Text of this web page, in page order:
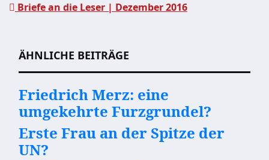
Briefe an die Leser | Dezember 2016
ÄHNLICHE BEITRÄGE
Friedrich Merz: eine
umgekehrte Furzgrundel?
Erste Frau an der Spitze der
UN?